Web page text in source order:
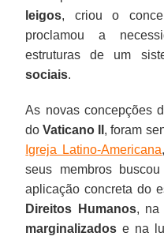
leigos, criou o
proclamou a
estruturas de um
sociais.
As novas concepções
doVaticano II , foram
Igreja Latino-Americana
seus membros
aplicação concreta do
Direitos Humanos, na
marginalizados e na